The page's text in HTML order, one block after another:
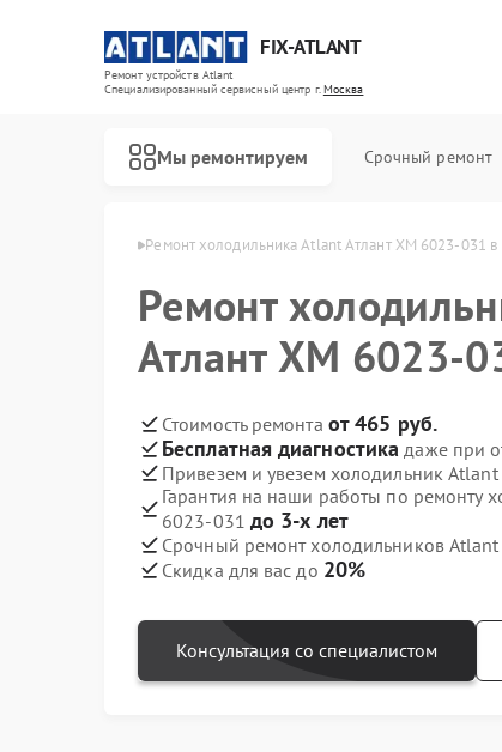
FIX-ATLANT
Ремонт устройств Atlant
Специализированный cервисный центр г.Москва
Мы ремонтируем Срочный ремонт
Atlant в Москве Ремонт холодильника Atlant Атлант ХМ 6023-031 в
Ремонт
Атлант ХМ 6023-
Стоимость ремонта от 465 руб.
Бесплатная диагностика даже при
Привезем и увезем холодильник
Гарантия на наши работы по ремонту
6023-031 до 3-х лет
Срочный ремонт холодильников
Скидка для вас до 20%
Консультация со специалистом